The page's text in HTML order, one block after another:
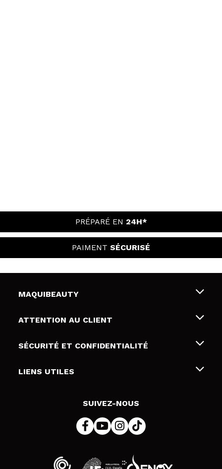
PRÉPARÉ EN 24H*
PAIMENT SÉCURISÉ
MAQUIBEAUTY
Qui sommes nous
Cartes-cadeaux
ATTENTION AU CLIENT
Livraison & retour
Modes de paiement
SÉCURITÉ ET CONFIDENTIALITÉ
Conditions et confidentialité
LIENS UTILES
SUIVEZ-NOUS